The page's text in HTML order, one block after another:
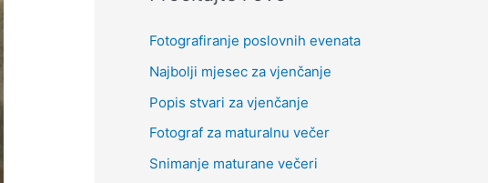
Fotografiranje poslovnih evenata
Najbolji mjesec za vjenčanje
Popis stvari za vjenčanje
Fotograf za maturalnu večer
Snimanje maturane večeri